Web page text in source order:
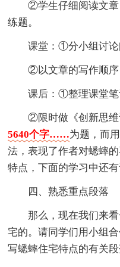
②学生仔细阅读文章
练题。
课堂：①分小组讨论
②以文章的写作顺序
课后：①整理课堂
②限时做《创新思维
5640个字……为题，而
法，表现了作者对蟋蟀
特点，下面的学习中还
四、熟悉重点段落
那么，现在我们来
宅的。请同学们用小组
写蟋蟀住宅特点的有关段